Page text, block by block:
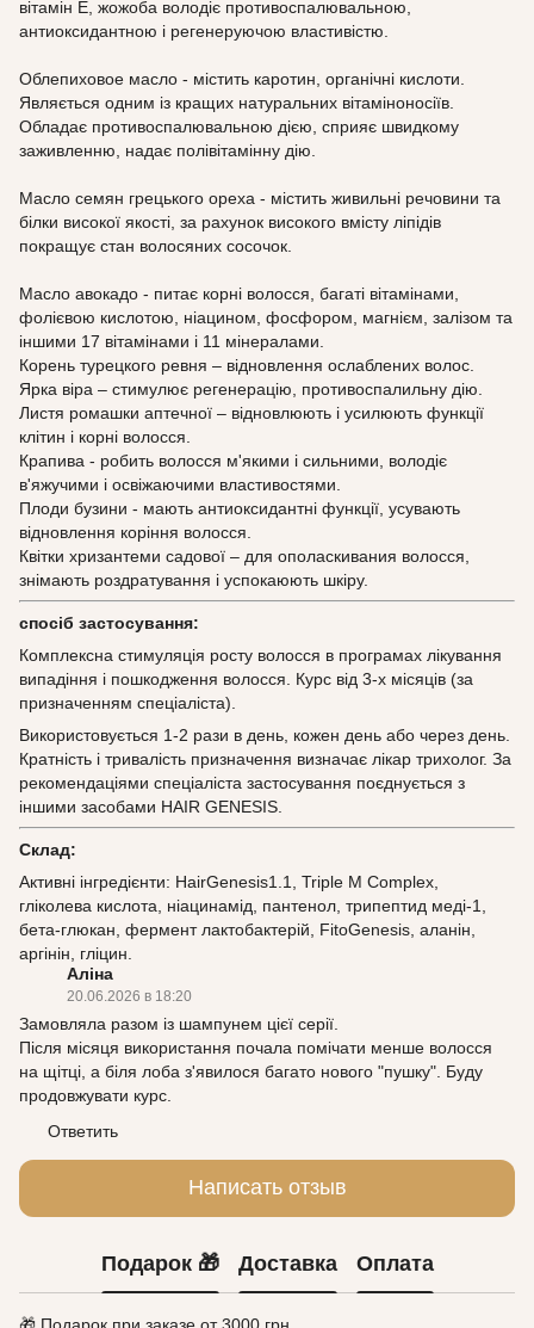
вітамін Е, жожоба володіє противоспалювальною,
антиоксидантною і регенеруючою властивістю.
Облепиховое масло - містить каротин, органічні кислоти.
Являється одним із кращих натуральних вітаміноносіїв.
Обладає противоспалювальною дією, сприяє швидкому
заживленню, надає полівітамінну дію.
Масло семян грецького ореха - містить живильні речовини та
білки високої якості, за рахунок високого вмісту ліпідів
покращує стан волосяних сосочок.
Масло авокадо - питає корні волосся, багаті вітамінами,
фолієвою кислотою, ніацином, фосфором, магнієм, залізом та
іншими 17 вітамінами і 11 мінералами.
Корень турецкого ревня – відновлення ослаблених волос.
Ярка віра – стимулює регенерацію, противоспалильну дію.
Листя ромашки аптечної – відновлюють і усилюють функції
клітин і корні волосся.
Крапива - робить волосся м'якими і сильними, володіє
в'яжучими і освіжаючими властивостями.
Плоди бузини - мають антиоксидантні функції, усувають
відновлення коріння волосся.
Квітки хризантеми садової – для ополаскивания волосся,
знімають роздратування і успокаюють шкіру.
спосіб застосування:
Комплексна стимуляція росту волосся в програмах лікування
випадіння і пошкодження волосся. Курс від 3-х місяців (за
призначенням спеціаліста).
Використовується 1-2 рази в день, кожен день або через день.
Кратність і тривалість призначення визначає лікар трихолог. За
рекомендаціями спеціаліста застосування поєднується з
іншими засобами HAIR GENESIS.
Склад:
Активні інгредієнти: HairGenesis1.1, Triple M Complex,
гліколева кислота, ніацинамід, пантенол, трипептид меді-1,
бета-глюкан, фермент лактобактерій, FitoGenesis, аланін,
аргінін, гліцин.
Аліна
20.06.2026 в 18:20
Замовляла разом із шампунем цієї серії.
Після місяця використання почала помічати менше волосся
на щітці, а біля лоба з'явилося багато нового "пушку". Буду
продовжувати курс.
Ответить
Написать отзыв
Подарок 🎁 Доставка Оплата
🎁 Подарок при заказе от 3000 грн